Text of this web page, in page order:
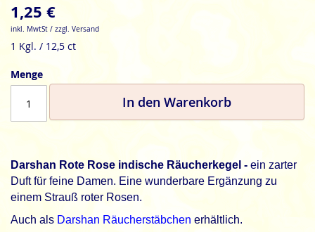
1,25 €
inkl. MwtSt / zzgl. Versand
1 Kgl. / 12,5 ct
Menge
In den Warenkorb
Darshan Rote Rose indische Räucherkegel - ein zarter
Duft für feine Damen. Eine wunderbare Ergänzung zu
einem Strauß roter Rosen.
Auch als Darshan Räucherstäbchen erhältlich.